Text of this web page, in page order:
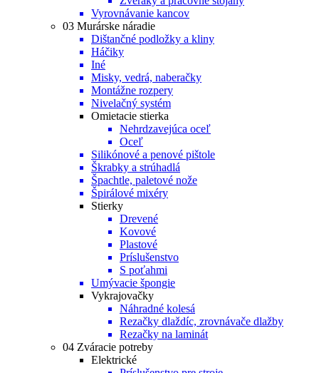
Vyrovnávanie kancov
03 Murárske náradie
Dištančné podložky a kliny
Háčiky
Iné
Misky, vedrá, naberačky
Montážne rozpery
Nivelačný systém
Omietacie stierka
Nehrdzavejúca oceľ
Oceľ
Silikónové a penové pištole
Škrabky a strúhadlá
Špachtle, paletové nože
Špirálové mixéry
Stierky
Drevené
Kovové
Plastové
Príslušenstvo
S poťahmi
Umývacie špongie
Vykrajovačky
Náhradné kolesá
Rezačky dlaždíc, zrovnávače dlažby
Rezačky na laminát
04 Zváracie potreby
Elektrické